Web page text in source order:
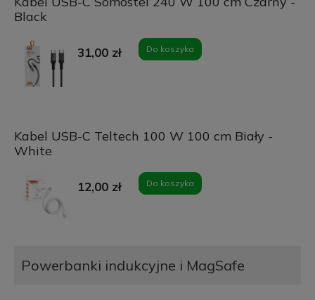
Black
31,00 zł Do koszyka
Kabel USB-C Teltech 100 W 100 cm Biały -
White
12,00 zł Do koszyka
Powerbanki indukcyjne i MagSafe